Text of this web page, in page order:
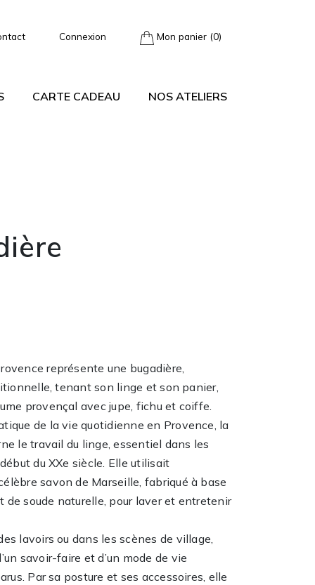
Connexion Mon panier (0)
CARTE CADEAU NOS ATELIERS
représente une bugadière,
tenant son linge et son panier,
provençal avec jupe, fichu et coiffe.
de la vie quotidienne en Provence, la
le travail du linge, essentiel dans les
du XXe siècle. Elle utilisait
savon de Marseille, fabriqué à base
de soude naturelle, pour laver et entretenir
lavoirs ou dans les scènes de village,
savoir-faire et d’un mode de vie
Par sa posture et ses accessoires, elle